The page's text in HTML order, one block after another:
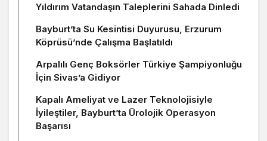
Yıldırım Vatandaşın Taleplerini Sahada Dinledi
Bayburt’ta Su Kesintisi Duyurusu, Erzurum
Köprüsü’nde Çalışma Başlatıldı
Arpalılı Genç Boksörler Türkiye Şampiyonluğu
İçin Sivas’a Gidiyor
Kapalı Ameliyat ve Lazer Teknolojisiyle
İyileştiler, Bayburt’ta Ürolojik Operasyon
Başarısı